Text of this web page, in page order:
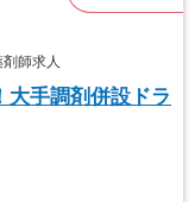
師求人
大手調剤併設ドラ